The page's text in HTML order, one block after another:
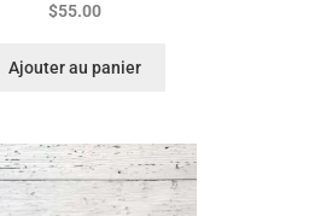
$55.00
Ajouter au panier